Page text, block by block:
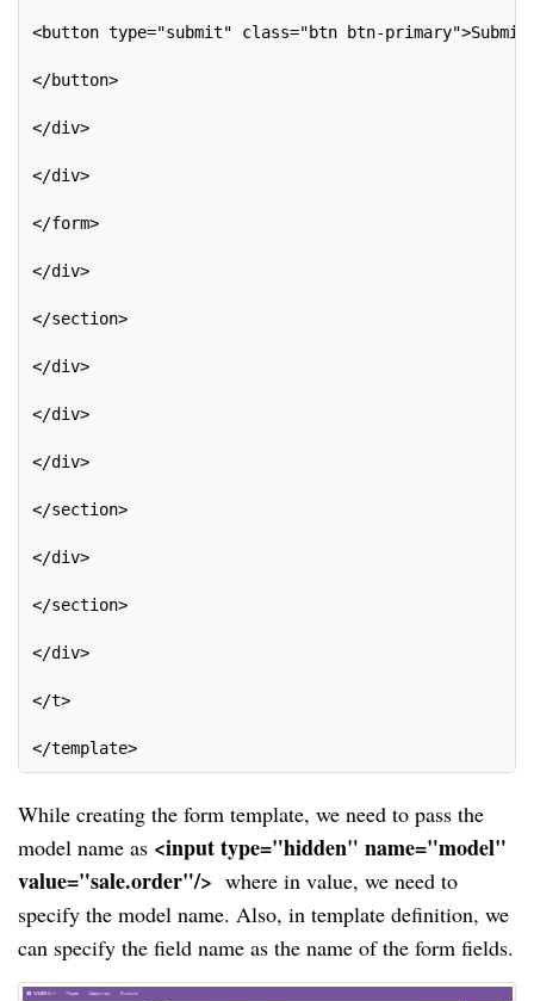
<button type="submit" class="btn btn-primary">Submit
</button>
</div>
</div>
</form>
</div>
</section>
</div>
</div>
</div>
</section>
</div>
</section>
</div>
</t>
</template>
While creating the form template, we need to pass the
model name as <input type="hidden" name="model"
value="sale.order"/> where in value, we need to
specify the model name. Also, in template definition, we
can specify the field name as the name of the form fields.